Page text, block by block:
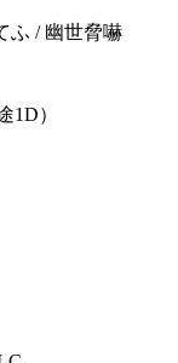
ふ / 幽世脅嚇
1D）